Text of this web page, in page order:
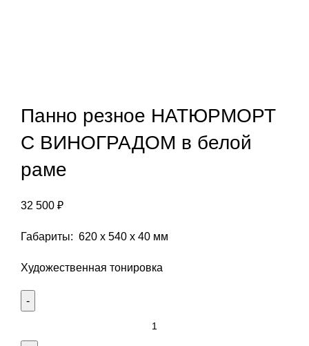
Панно резное НАТЮРМОРТ
С ВИНОГРАДОМ в белой
раме
32 500 ₽
Габариты: 620 х 540 х 40 мм
Художественная тонировка